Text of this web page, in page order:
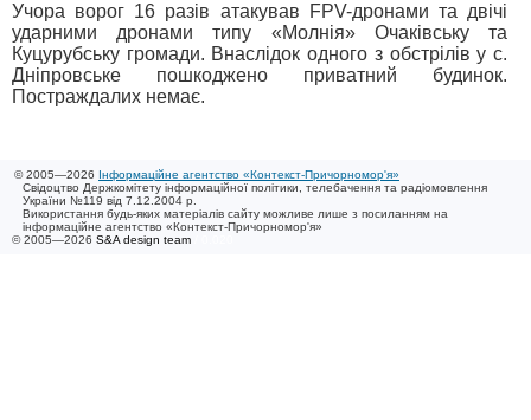
Учора ворог 16 разів атакував FPV-дронами та двічі
ударними дронами типу «Молнія» Очаківську та
Куцурубську громади. Внаслідок одного з обстрілів у с.
Дніпровське пошкоджено приватний будинок.
Постраждалих немає.
© 2005—2026 Інформаційне агентство «Контекст-Причорномор'я»
Свідоцтво Держкомітету інформаційної політики, телебачення та радіомовлення
України №119 від 7.12.2004 р.
Використання будь-яких матеріалів сайту можливе лише з посиланням на
інформаційне агентство «Контекст-Причорномор'я»
© 2005—2026 S&A design team